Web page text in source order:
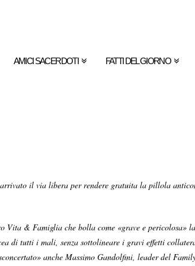
AMICI SACERDOTI FATTI DEL GIORNO
il via libera per rendere gratuita la pillola
Vita & Famiglia che bolla come «grave e pericolosa»
di tutti i mali, senza sottolineare i gravi effetti
anche Massimo Gandolfini, leader del